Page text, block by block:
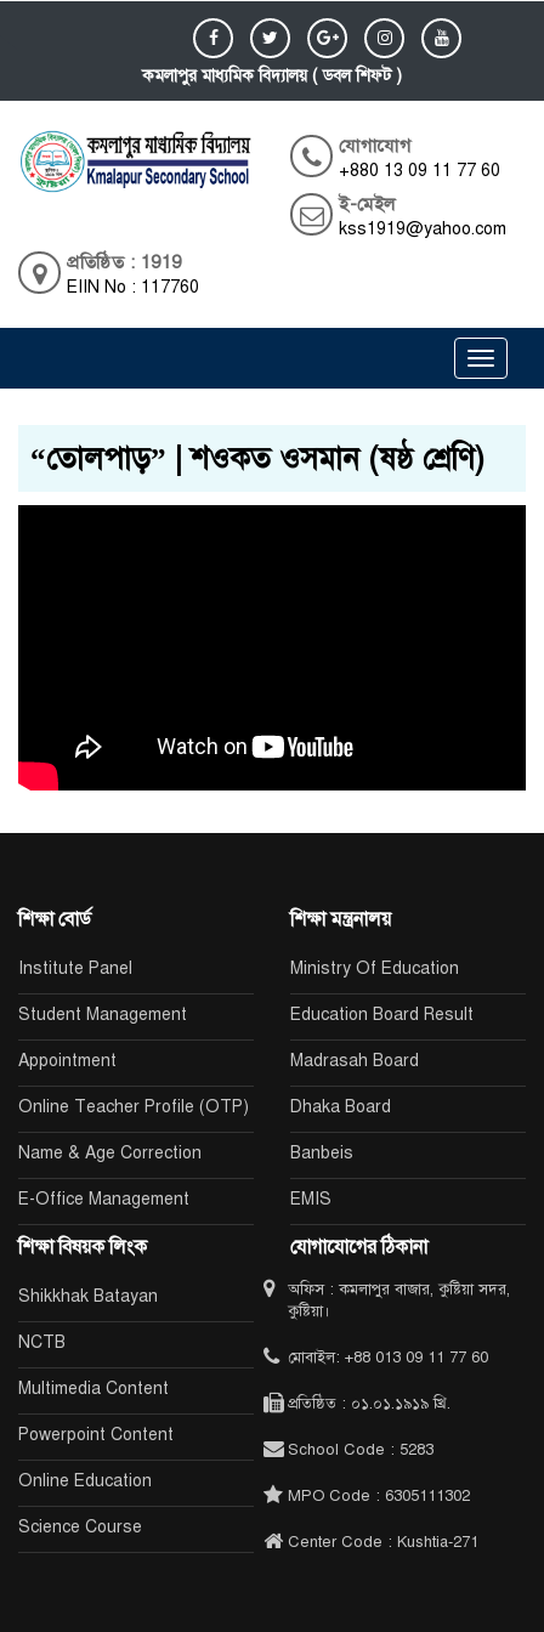
কমলাপুর মাধ্যমিক বিদ্যালয় ( ডবল শিফট )
যোগাযোগ
+880 13 09 11 77 60
ই-মেইল
kss1919@yahoo.com
প্রতিষ্ঠিত : 1919
EIIN No : 117760
Toggle
“তোলপাড়” | শওকত ওসমান (ষষ্ঠ শ্রেণি)
শিক্ষা বোর্ড
Institute Panel
Student Management
Appointment
Online Teacher Profile (OTP)
Name & Age Correction
E-Office Management
শিক্ষা মন্ত্রনালয়
Ministry Of Education
Education Board Result
Madrasah Board
Dhaka Board
Banbeis
EMIS
শিক্ষা বিষয়ক লিংক
Shikkhak Batayan
NCTB
Multimedia Content
Powerpoint Content
Online Education
Science Course
যোগাযোগের ঠিকানা
অফিস : কমলাপুর বাজার, কুষ্টিয়া সদর,
কুষ্টিয়া।
মোবাইল: +88 013 09 11 77 60
প্রতিষ্ঠিত : ০১.০১.১৯১৯ খ্রি.
School Code : 5283
MPO Code : 6305111302
Center Code : Kushtia-271